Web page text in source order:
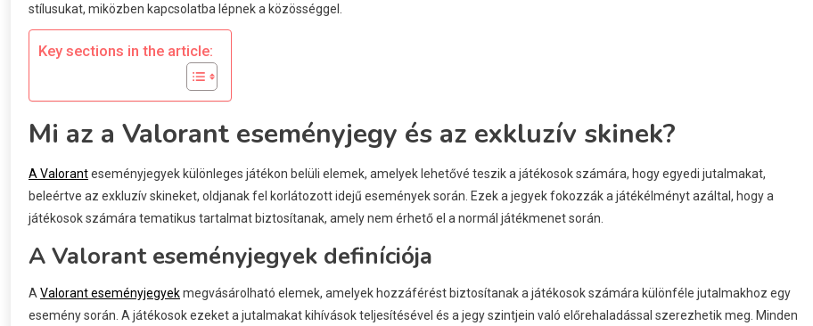
stílusukat, miközben kapcsolatba lépnek a közösséggel.
Key sections in the article:
Mi az a Valorant eseményjegy és az exkluzív skinek?
A Valoranteseményjegyek különleges játékon belüli elemek, amelyek lehetővé teszik a játékosok számára, hogy egyedi jutalmakat,
beleértve az exkluzív skineket, oldjanak fel korlátozott idejű események során. Ezek a jegyek fokozzák a játékélményt azáltal, hogy a
játékosok számára tematikus tartalmat biztosítanak, amely nem érhető el a normál játékmenet során.
A Valorant eseményjegyek definíciója
A Valorant eseményjegyekmegvásárolható elemek, amelyek hozzáférést biztosítanak a játékosok számára különféle jutalmakhoz egy
esemény során. A játékosok ezeket a jutalmakat kihívások teljesítésével és a jegy szintjein való előrehaladással szerezhetik meg. Minden